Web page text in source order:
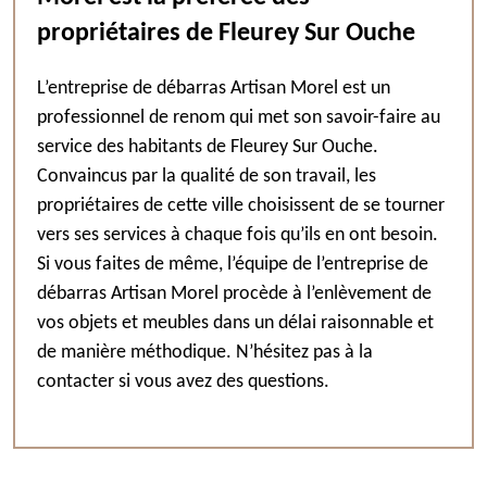
propriétaires de Fleurey Sur Ouche
L’entreprise de débarras Artisan Morel est un
professionnel de renom qui met son savoir-faire au
service des habitants de Fleurey Sur Ouche.
Convaincus par la qualité de son travail, les
propriétaires de cette ville choisissent de se tourner
vers ses services à chaque fois qu’ils en ont besoin.
Si vous faites de même, l’équipe de l’entreprise de
débarras Artisan Morel procède à l’enlèvement de
vos objets et meubles dans un délai raisonnable et
de manière méthodique. N’hésitez pas à la
contacter si vous avez des questions.